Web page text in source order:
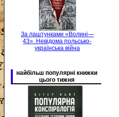
За лаштунками «Волині—
43». Невідома польсько-
українська війна
найбільш популярні книжки
цього тижня